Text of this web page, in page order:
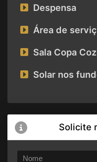
Despensa
Área de
Sala Copa
Solar nos
Solicite